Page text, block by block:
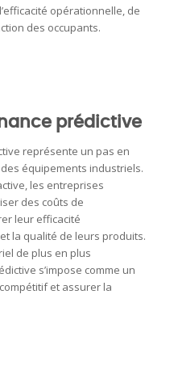
opérationnelle, de
des occupants.
prédictive
représente un pas en
équipements industriels.
les entreprises
des coûts de
leur efficacité
la qualité de leurs produits.
de plus en plus
s’impose comme un
et assurer la